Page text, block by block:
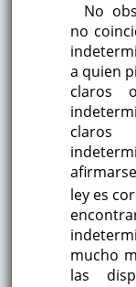
No
no
a quien
claros
ley es
mucho
las